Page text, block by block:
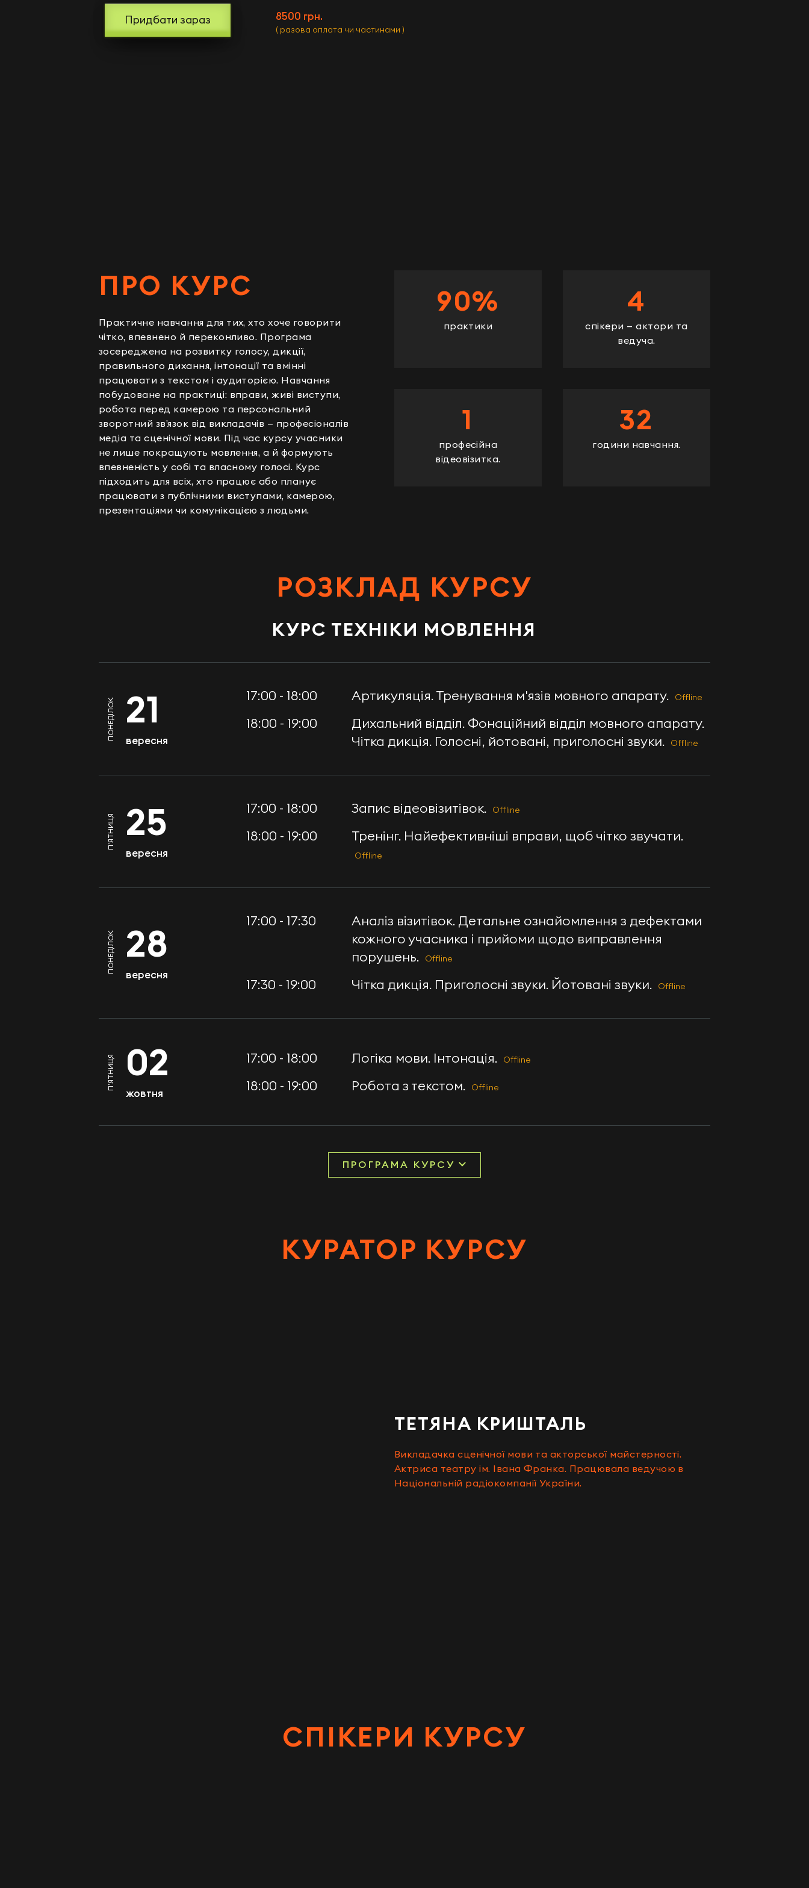
Придбати зараз 8500 грн.
( разова оплата чи частинами )
ПРО КУРС
Практичне навчання для тих, хто хоче говорити
чітко, впевнено й переконливо. Програма
зосереджена на розвитку голосу, дикції,
правильного дихання, інтонації та вмінні
працювати з текстом і аудиторією. Навчання
побудоване на практиці: вправи, живі виступи,
робота перед камерою та персональний
зворотний зв’язок від викладачів — професіоналів
медіа та сценічної мови. Під час курсу учасники
не лише покращують мовлення, а й формують
впевненість у собі та власному голосі. Курс
підходить для всіх, хто працює або планує
працювати з публічними виступами, камерою,
презентаціями чи комунікацією з людьми.
90%
практики
4
спікери — актори та
ведуча.
1
професійна
відеовізитка.
32
години навчання.
РОЗКЛАД КУРСУ
КУРС ТЕХНІКИ МОВЛЕННЯ
ПОНЕДІЛОК 21
вересня
17:00 - 18:00 Артикуляція. Тренування м'язів мовного апарату. Offline
18:00 - 19:00
Дихальний відділ. Фонаційний відділ мовного апарату.
Чітка дикція. Голосні, йотовані, приголосні звуки.
Offline
П’ЯТНИЦЯ 25
вересня
17:00 - 18:00 Запис відеовізитівок. Offline
18:00 - 19:00 Тренінг. Найефективніші вправи, щоб чітко звучати.
Offline
ПОНЕДІЛОК 28
вересня
17:00 - 17:30
Аналіз візитівок. Детальне ознайомлення з дефектами
кожного учасника і прийоми щодо виправлення
порушень.
Offline
17:30 - 19:00 Чітка дикція. Приголосні звуки. Йотовані звуки. Offline
П’ЯТНИЦЯ 02
жовтня
17:00 - 18:00 Логіка мови. Інтонація. Offline
18:00 - 19:00 Робота з текстом. Offline
ПРОГРАМА КУРСУ
КУРАТОР КУРСУ
ТЕТЯНА КРИШТАЛЬ
Викладачка сценічної мови та акторської майстерності.
Актриса театру ім. Івана Франка. Працювала ведучою в
Національній радіокомпанії України.
СПІКЕРИ КУРСУ